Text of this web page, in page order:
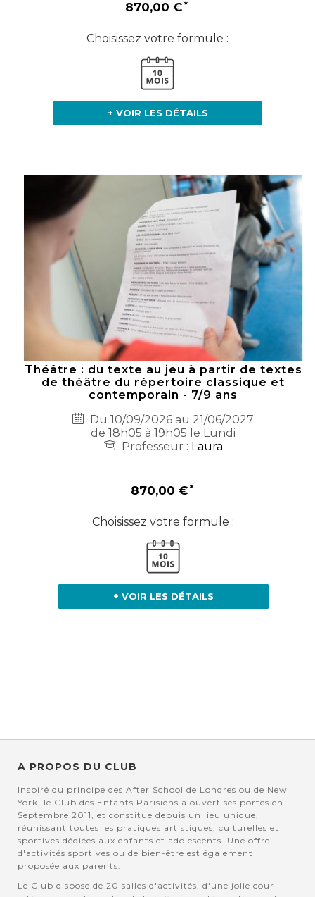
870,00 €
Choisissez votre formule :
+ VOIR LES DÉTAILS
Théâtre : du texte au jeu à partir de textes
de théâtre du répertoire classique et
contemporain - 7/9 ans
Du 10/09/2026 au 21/06/2027
de 18h05 à 19h05 le Lundi
Professeur : Laura
870,00 €
Choisissez votre formule :
+ VOIR LES DÉTAILS
A PROPOS DU CLUB
Inspiré du principe des After School de Londres ou de New
York, le Club des Enfants Parisiens a ouvert ses portes en
Septembre 2011, et constitue depuis un lieu unique,
réunissant toutes les pratiques artistiques, culturelles et
sportives dédiées aux enfants et adolescents. Une offre
d'activités sportives ou de bien-être est également
proposée aux parents.
Le Club dispose de 20 salles d'activités, d'une jolie cour